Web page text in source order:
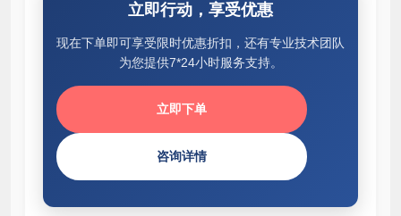
立即行动，享受优惠
现在下单即可享受限时优惠折扣，还有专业技术团队
为您提供7*24小时服务支持。
立即下单
咨询详情